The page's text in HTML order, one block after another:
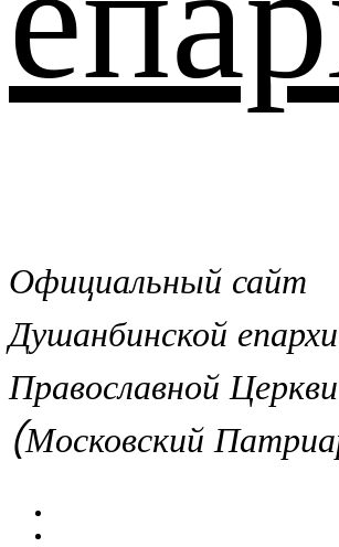
Официальный сайт
Душанбинской
Православной Церкви
(Московский